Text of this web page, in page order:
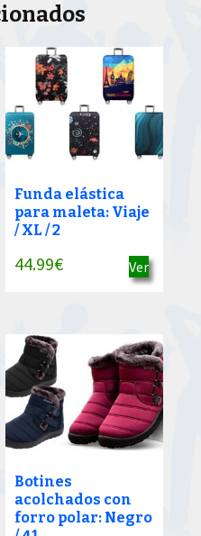
Funda elástica
para maleta: Viaje
/ XL / 2
44.99€ Ver
Botines
acolchados con
forro polar: Negro